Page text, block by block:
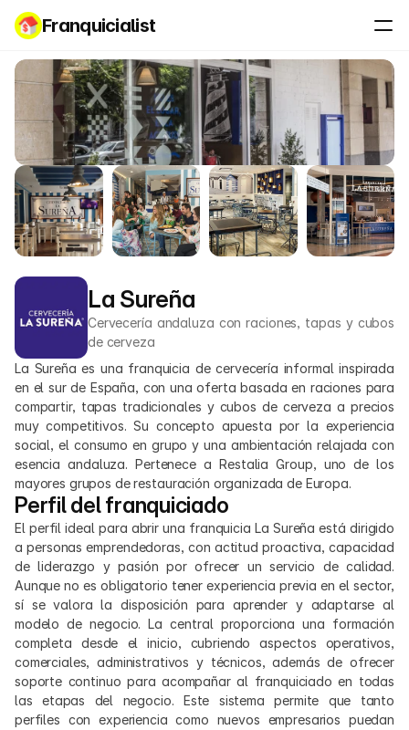
Franquicialist
La Sureña
Cervecería andaluza con raciones, tapas y cubos
de cerveza
La Sureña es una franquicia de cervecería informal inspirada
en el sur de España, con una oferta basada en raciones para
compartir, tapas tradicionales y cubos de cerveza a precios
muy competitivos. Su concepto apuesta por la experiencia
social, el consumo en grupo y una ambientación relajada con
esencia andaluza. Pertenece a Restalia Group, uno de los
mayores grupos de restauración organizada de Europa.
Perfil del franquiciado
El perfil ideal para abrir una franquicia La Sureña está dirigido
a personas emprendedoras, con actitud proactiva, capacidad
de liderazgo y pasión por ofrecer un servicio de calidad.
Aunque no es obligatorio tener experiencia previa en el sector,
sí se valora la disposición para aprender y adaptarse al
modelo de negocio. La central proporciona una formación
completa desde el inicio, cubriendo aspectos operativos,
comerciales, administrativos y técnicos, además de ofrecer
soporte continuo para acompañar al franquiciado en todas
las etapas del negocio. Este sistema permite que tanto
perfiles con experiencia como nuevos empresarios puedan